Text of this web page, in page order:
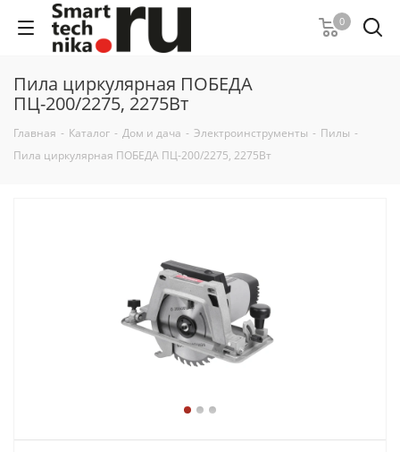
0
Пила циркулярная ПОБЕДА
ПЦ-200/2275, 2275Вт
Главная - Каталог - Дом и дача - Электроинструменты - Пилы -
Пила циркулярная ПОБЕДА ПЦ-200/2275, 2275Вт